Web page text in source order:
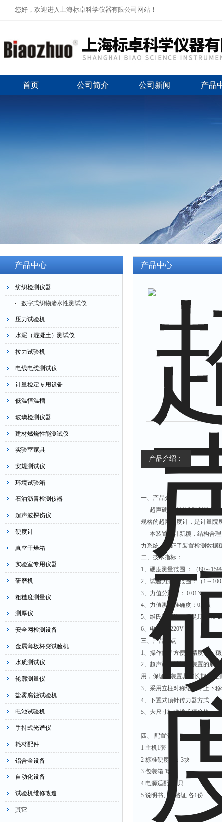
您好，欢迎进入上海标卓科学仪器有限公司网站！
首页 公司简介 公司新闻 产品
产品中心
纺织检测仪器
数字式织物渗水性测试仪
压力试验机
水泥（混凝土）测试仪
拉力试验机
电线电缆测试仪
计量检定专用设备
低温恒温槽
玻璃检测仪器
建材燃烧性能测试仪
实验室家具
安规测试仪
环境试验箱
石油沥青检测仪器
超声波探伤仪
硬度计
真空干燥箱
实验室专用仪器
研磨机
粗糙度测量仪
测厚仪
安全网检测设备
金属薄板杯突试验机
水质测试仪
轮廓测量仪
盐雾腐蚀试验机
电池试验机
手持式光谱仪
耗材配件
铝合金设备
自动化设备
试验机维修改造
其它
产品中心
产品介绍：
一、产品介绍
超声硬度计校准装置是公司
规格的超声硬度计，是计量院
本装置设计新颖，结构合理
力系统，保证了装置检测数据
二、技术指标：
1、硬度测量范围 ：（80～
2、试验力测量范围：（1～
3、力值分辨力： 0.01N
4、力值测量准确度：0.1级
5、维氏硬度块（满足JJG148-
6、电 压： 220V；
三、产品特点
1、操作简单方便、精度高、
2、超声硬度计校准装置的底
用，保证了装置具有长期的检
3、采用立柱对称结构，上下
4、下置式顶针传力器方式，
5、大尺寸标准维氏硬度块，
四、 配置清单
1 主机1套
2 标准硬度块：3块
3 包装箱 1套
4 电源适配器1只
5 说明书、合格证 各1份